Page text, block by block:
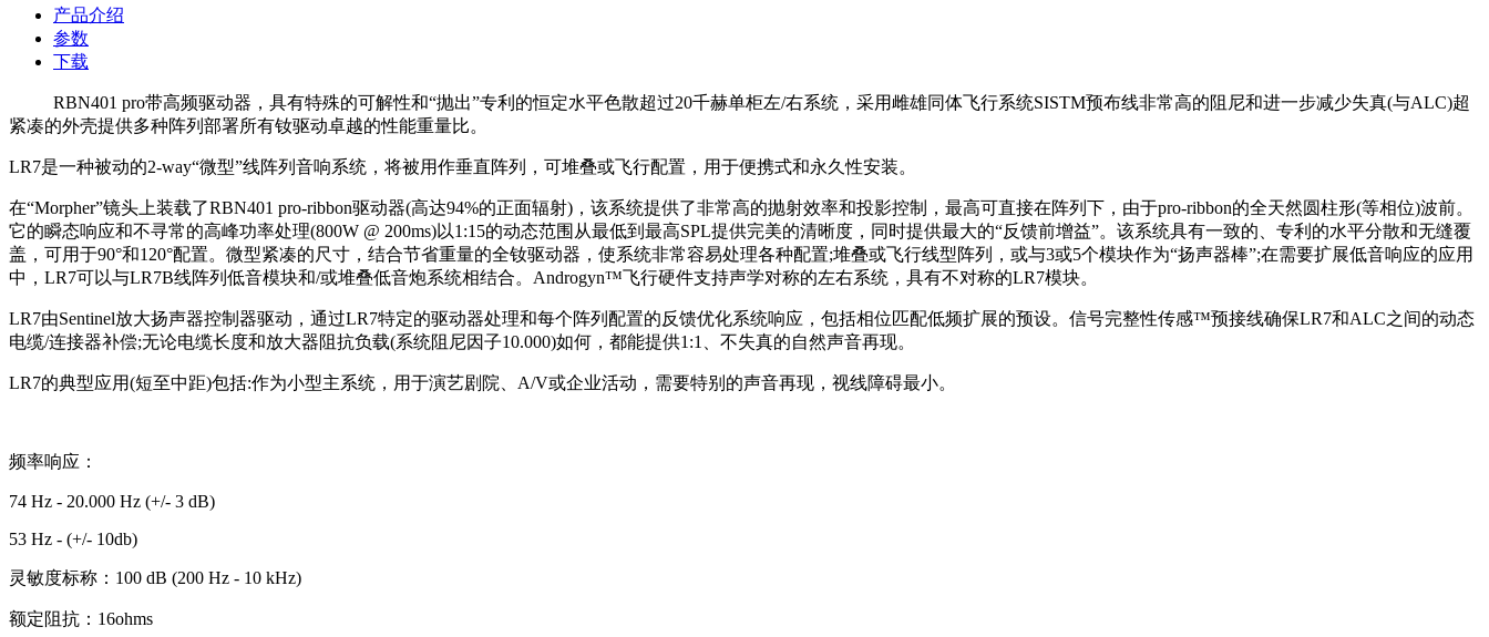
产品介绍
参数
下载
RBN401 pro带高频驱动器，具有特殊的可解性和“抛出”专利的恒定水平色散超过20千赫单柜左/右系统，采用雌雄同体飞行系统SISTM预布线非常高的阻尼和进一步减少失真(与ALC)超
紧凑的外壳提供多种阵列部署所有钕驱动卓越的性能重量比。
LR7是一种被动的2-way“微型”线阵列音响系统，将被用作垂直阵列，可堆叠或飞行配置，用于便携式和永久性安装。
在“Morpher”镜头上装载了RBN401 pro-ribbon驱动器(高达94%的正面辐射)，该系统提供了非常高的抛射效率和投影控制，最高可直接在阵列下，由于pro-ribbon的全天然圆柱形(等相位)波前。
它的瞬态响应和不寻常的高峰功率处理(800W @ 200ms)以1:15的动态范围从最低到最高SPL提供完美的清晰度，同时提供最大的“反馈前增益”。 该系统具有一致的、专利的水平分散和无缝覆
盖，可用于90°和120°配置。 微型紧凑的尺寸，结合节省重量的全钕驱动器，使系统非常容易处理各种配置;堆叠或飞行线型阵列，或与3或5个模块作为“扬声器棒”;在需要扩展低音响应的应用
中，LR7可以与LR7B线阵列低音模块和/或堆叠低音炮系统相结合。 Androgyn™飞行硬件支持声学对称的左右系统，具有不对称的LR7模块。
LR7由Sentinel放大扬声器控制器驱动，通过LR7特定的驱动器处理和每个阵列配置的反馈优化系统响应，包括相位匹配低频扩展的预设。 信号完整性传感™预接线确保LR7和ALC之间的动态
电缆/连接器补偿;无论电缆长度和放大器阻抗负载(系统阻尼因子10.000)如何，都能提供1:1、不失真的自然声音再现。
LR7的典型应用(短至中距)包括:作为小型主系统，用于演艺剧院、A/V或企业活动，需要特别的声音再现，视线障碍最小。
频率响应：
74 Hz - 20.000 Hz (+/- 3 dB)
53 Hz - (+/- 10db)
灵敏度标称：100 dB (200 Hz - 10 kHz)
额定阻抗：16ohms